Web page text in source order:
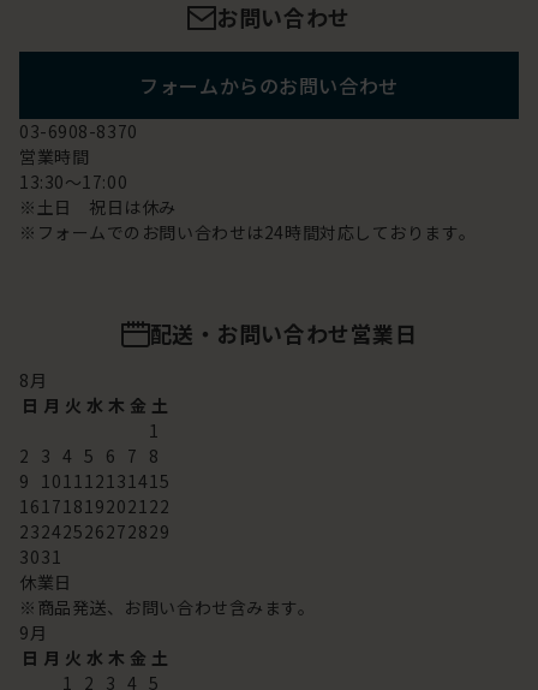
お問い合わせ
フォームからのお問い合わせ
03-6908-8370
営業時間
13:30～17:00
※土日 祝日は休み
※フォームでのお問い合わせは24時間対応しております。
配送・お問い合わせ営業日
8月
日 月 火 水 木 金 土
1
2 3 4 5 6 7 8
9 101112131415
16171819202122
23242526272829
3031
休業日
※商品発送、お問い合わせ含みます。
9月
日 月 火 水 木 金 土
1 2 3 4 5